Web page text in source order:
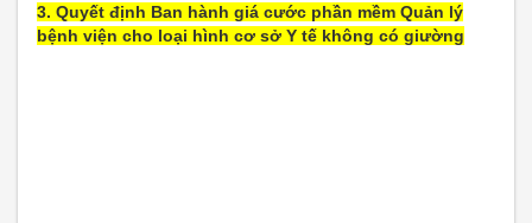
3. Quyết định Ban hành giá cước phần mềm Quản lý
bệnh viện cho loại hình cơ sở Y tế không có giường